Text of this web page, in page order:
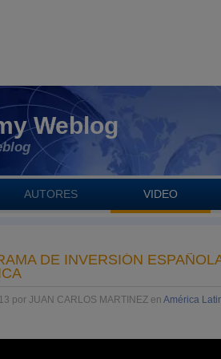
Weblog
AUTORES VIDEO
DE INVERSIÓN
por JUAN CARLOS MARTINEZ en América